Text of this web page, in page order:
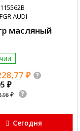
AUDI
масляный
₽
₽
₽
Сегодня